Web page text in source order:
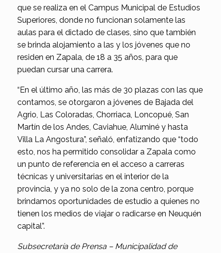
que se realiza en el Campus Municipal de Estudios
Superiores, donde no funcionan solamente las
aulas para el dictado de clases, sino que también
se brinda alojamiento a las y los jóvenes que no
residen en Zapala, de 18 a 35 años, para que
puedan cursar una carrera.
“En el último año, las más de 30 plazas con las que
contamos, se otorgaron a jóvenes de Bajada del
Agrio, Las Coloradas, Chorriaca, Loncopué, San
Martín de los Andes, Caviahue, Aluminé y hasta
Villa La Angostura”, señaló, enfatizando que “todo
esto, nos ha permitido consolidar a Zapala como
un punto de referencia en el acceso a carreras
técnicas y universitarias en el interior de la
provincia, y ya no solo de la zona centro, porque
brindamos oportunidades de estudio a quienes no
tienen los medios de viajar o radicarse en Neuquén
capital”.
Subsecretaría de Prensa – Municipalidad de